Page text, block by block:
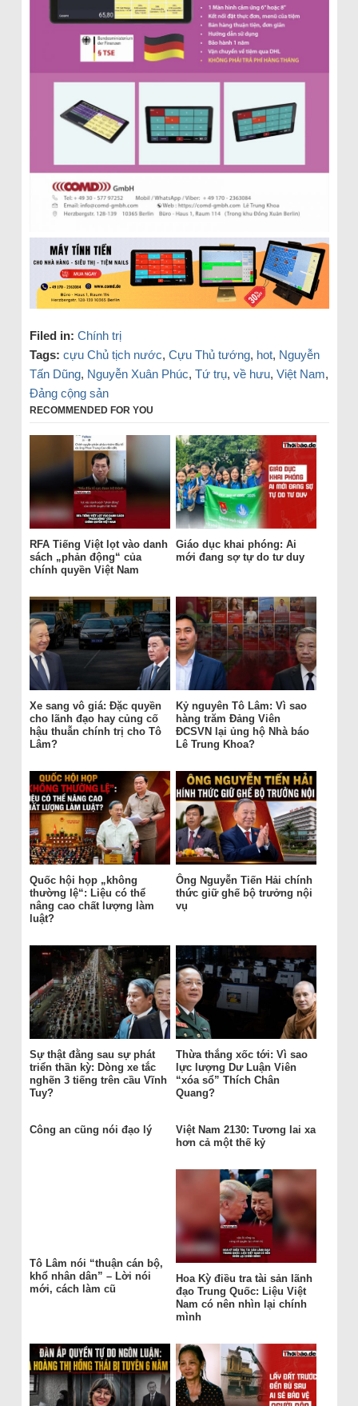
Filed in: Chính trị
Tags: cựu Chủ tịch nước, Cựu Thủ tướng, hot, Nguyễn
Tấn Dũng, Nguyễn Xuân Phúc, Tứ trụ, về hưu, Việt Nam,
Đảng cộng sản
RECOMMENDED FOR YOU
RFA Tiếng Việt lọt vào danh
sách „phản động“ của
chính quyền Việt Nam
Giáo dục khai phóng: Ai
mới đang sợ tự do tư duy
Xe sang vô giá: Đặc quyền
cho lãnh đạo hay củng cố
hậu thuẫn chính trị cho Tô
Lâm?
Kỷ nguyên Tô Lâm: Vì sao
hàng trăm Đảng Viên
ĐCSVN lại ủng hộ Nhà báo
Lê Trung Khoa?
Quốc hội họp „không
thường lệ“: Liệu có thể
nâng cao chất lượng làm
luật?
Ông Nguyễn Tiến Hải chính
thức giữ ghế bộ trưởng nội
vụ
Sự thật đằng sau sự phát
triển thần kỳ: Dòng xe tắc
nghẽn 3 tiếng trên cầu Vĩnh
Tuy?
Thừa thắng xốc tới: Vì sao
lực lượng Dư Luận Viên
“xóa sổ” Thích Chân
Quang?
Công an cũng nói đạo lý
Việt Nam 2130: Tương lai xa
hơn cả một thế kỷ
Tô Lâm nói “thuận cán bộ,
khổ nhân dân” – Lời nói
mới, cách làm cũ
Hoa Kỳ điều tra tài sản lãnh
đạo Trung Quốc: Liệu Việt
Nam có nên nhìn lại chính
mình